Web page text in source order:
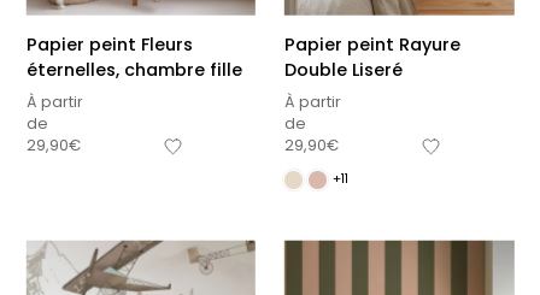
Papier peint Fleurs
éternelles, chambre fille
À partir
de
29,90€
Papier peint Rayure
Double Liseré
À partir
de
29,90€
+11